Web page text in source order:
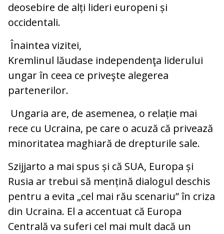
deosebire de alți lideri europeni și
occidentali.
Înaintea vizitei,
Kremlinul lăudase independenţa liderului
ungar în ceea ce priveşte alegerea
partenerilor.
Ungaria are, de asemenea, o relație mai
rece cu Ucraina, pe care o acuză că privează
minoritatea maghiară de drepturile sale.
Szijjarto a mai spus și că SUA, Europa și
Rusia ar trebui să mențină dialogul deschis
pentru a evita „cel mai rău scenariu” în criza
din Ucraina. El a accentuat că Europa
Centrală va suferi cel mai mult dacă un